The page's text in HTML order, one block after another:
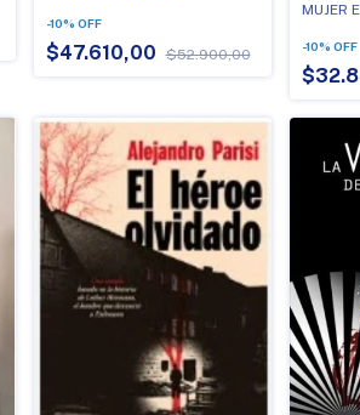
-10% OFF
$47.610,00 $52.900,00
MUJER
-10% OFF